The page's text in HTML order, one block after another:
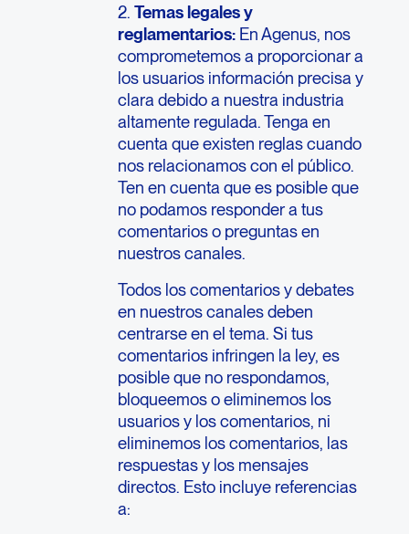
2. Temas legales y
reglamentarios: En Agenus, nos
comprometemos a proporcionar a
los usuarios información precisa y
clara debido a nuestra industria
altamente regulada. Tenga en
cuenta que existen reglas cuando
nos relacionamos con el público.
Ten en cuenta que es posible que
no podamos responder a tus
comentarios o preguntas en
nuestros canales.
Todos los comentarios y debates
en nuestros canales deben
centrarse en el tema. Si tus
comentarios infringen la ley, es
posible que no respondamos,
bloqueemos o eliminemos los
usuarios y los comentarios, ni
eliminemos los comentarios, las
respuestas y los mensajes
directos. Esto incluye referencias
a: